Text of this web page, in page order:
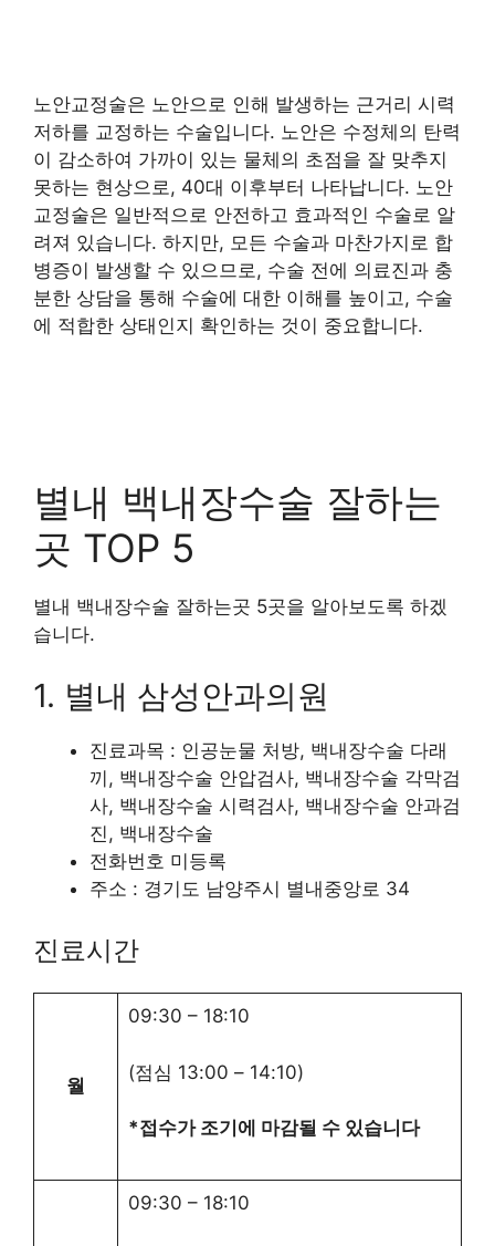
노안교정술은 노안으로 인해 발생하는 근거리 시력
저하를 교정하는 수술입니다. 노안은 수정체의 탄력
이 감소하여 가까이 있는 물체의 초점을 잘 맞추지
못하는 현상으로, 40대 이후부터 나타납니다. 노안
교정술은 일반적으로 안전하고 효과적인 수술로 알
려져 있습니다. 하지만, 모든 수술과 마찬가지로 합
병증이 발생할 수 있으므로, 수술 전에 의료진과 충
분한 상담을 통해 수술에 대한 이해를 높이고, 수술
에 적합한 상태인지 확인하는 것이 중요합니다.
별내 백내장수술 잘하는
곳 TOP 5
별내 백내장수술 잘하는곳 5곳을 알아보도록 하겠
습니다.
1. 별내 삼성안과의원
진료과목 : 인공눈물 처방, 백내장수술 다래
끼, 백내장수술 안압검사, 백내장수술 각막검
사, 백내장수술 시력검사, 백내장수술 안과검
진, 백내장수술
전화번호 미등록
주소 : 경기도 남양주시 별내중앙로 34
진료시간
월
09:30 – 18:10
(점심 13:00 – 14:10)
*접수가 조기에 마감될 수 있습니다
09:30 – 18:10